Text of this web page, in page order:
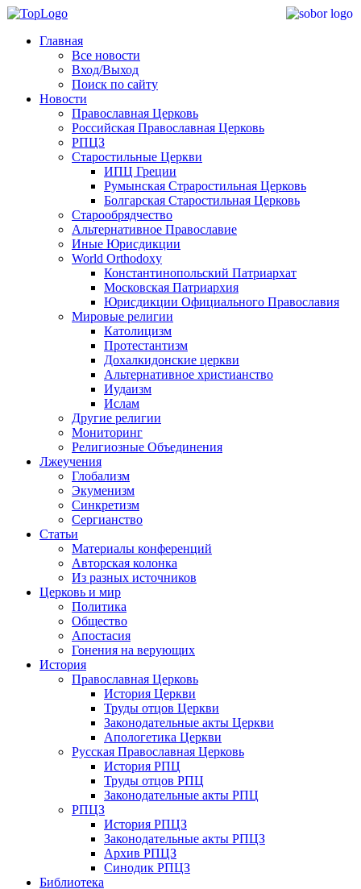
Главная
Все новости
Вход/Выход
Поиск по сайту
Новости
Православная Церковь
Российская Православная Церковь
РПЦЗ
Старостильные Церкви
ИПЦ Греции
Румынская Страростильная Церковь
Болгарская Старостильная Церковь
Старообрядчество
Альтернативное Православие
Иные Юрисдикции
World Orthodoxy
Константинопольский Патриархат
Московская Патриархия
Юрисдикции Официального Православия
Мировые религии
Католицизм
Протестантизм
Дохалкидонские церкви
Альтернативное христианство
Иудаизм
Ислам
Другие религии
Мониторинг
Религиозные Объединения
Лжеучения
Глобализм
Экуменизм
Синкретизм
Сергианство
Статьи
Материалы конференций
Авторская колонка
Из разных источников
Церковь и мир
Политика
Общество
Апостасия
Гонения на верующих
История
Православная Церковь
История Церкви
Труды отцов Церкви
Законодательные акты Церкви
Апологетика Церкви
Русская Православная Церковь
История РПЦ
Труды отцов РПЦ
Законодательные акты РПЦ
РПЦЗ
История РПЦЗ
Законодательные акты РПЦЗ
Архив РПЦЗ
Синодик РПЦЗ
Библиотека